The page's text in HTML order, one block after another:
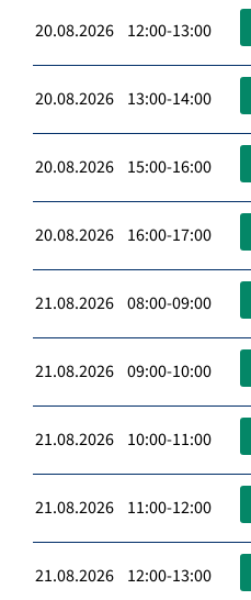
20.08.2026 12:00-13:00
20.08.2026 13:00-14:00
20.08.2026 15:00-16:00
20.08.2026 16:00-17:00
21.08.2026 08:00-09:00
21.08.2026 09:00-10:00
21.08.2026 10:00-11:00
21.08.2026 11:00-12:00
21.08.2026 12:00-13:00